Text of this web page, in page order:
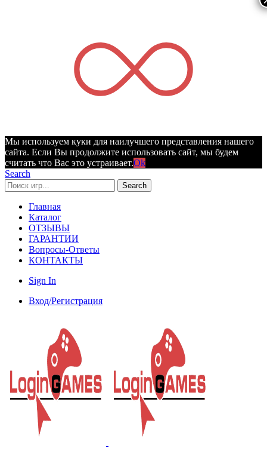
Мы используем куки для наилучшего представления нашего
сайта. Если Вы продолжите использовать сайт, мы будем
считать что Вас это устраивает.Ok
Search
Search
Главная
Каталог
ОТЗЫВЫ
ГАРАНТИИ
Вопросы-Ответы
КОНТАКТЫ
Sign In
Вход/Регистрация